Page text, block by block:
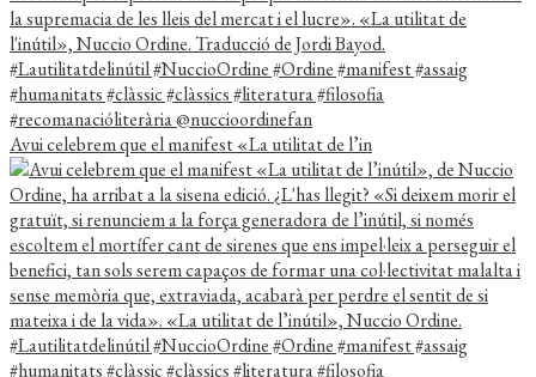
Avui celebrem que el manifest «La utilitat de l’in